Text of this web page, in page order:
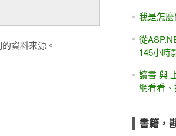
資料來源。
我是怎
從
145小時
讀書 與
網看看
書籍，